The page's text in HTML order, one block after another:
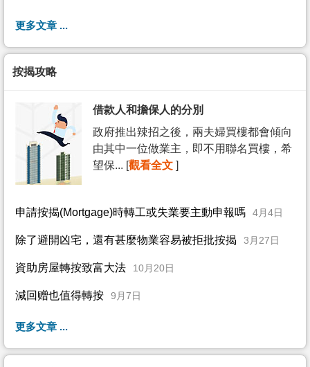
更多文章 ...
按揭攻略
借款人和擔保人的分別
政府推出辣招之後，兩夫婦買樓都會傾向
由其中一位做業主，即不用聯名買樓，希
望保... [觀看全文 ]
申請按揭(Mortgage)時轉工或失業要主動申報嗎 4月4日
除了避開凶宅，還有甚麼物業容易被拒批按揭 3月27日
資助房屋轉按致富大法 10月20日
減回赠也值得轉按 9月7日
更多文章 ...